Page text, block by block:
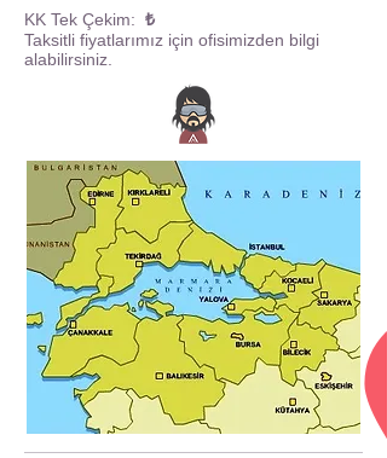
KK Tek Çekim: ₺
Taksitli fiyatlarımız için ofisimizden bilgi
alabilirsiniz.